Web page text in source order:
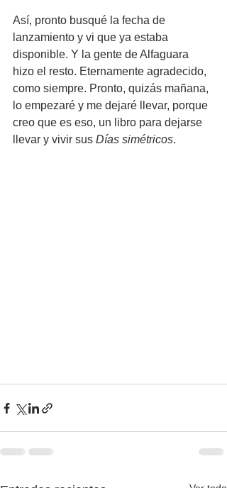
Así, pronto busqué la fecha de
lanzamiento y vi que ya estaba
disponible. Y la gente de Alfaguara
hizo el resto. Eternamente agradecido,
como siempre. Pronto, quizás mañana,
lo empezaré y me dejaré llevar, porque
creo que es eso, un libro para dejarse
llevar y vivir sus Días simétricos.